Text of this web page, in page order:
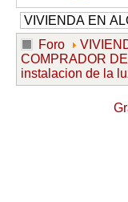
Foro
COMPRADOR
instalacion de la